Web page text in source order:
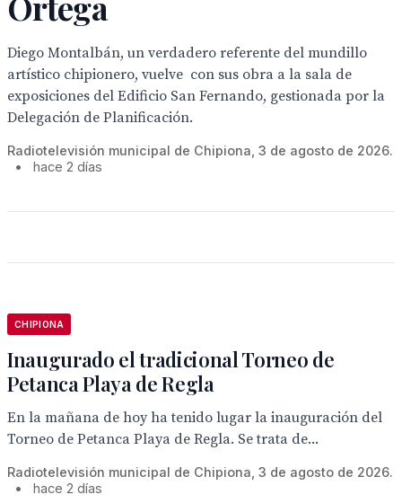
Diego Montalbán, un verdadero referente del mundillo
artístico chipionero, vuelve con sus obra a la sala de
exposiciones del Edificio San Fernando, gestionada por la
Delegación de Planificación.
Radiotelevisión municipal de Chipiona, 3 de agosto de 2026.
•
hace 2 días
CHIPIONA
Inaugurado el tradicional Torneo de
Petanca Playa de Regla
En la mañana de hoy ha tenido lugar la inauguración del
Torneo de Petanca Playa de Regla. Se trata de...
Radiotelevisión municipal de Chipiona, 3 de agosto de 2026.
•
hace 2 días